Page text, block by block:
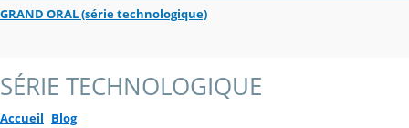
GRAND ORAL (série technologique)
SÉRIE TECHNOLOGIQUE
Accueil Blog